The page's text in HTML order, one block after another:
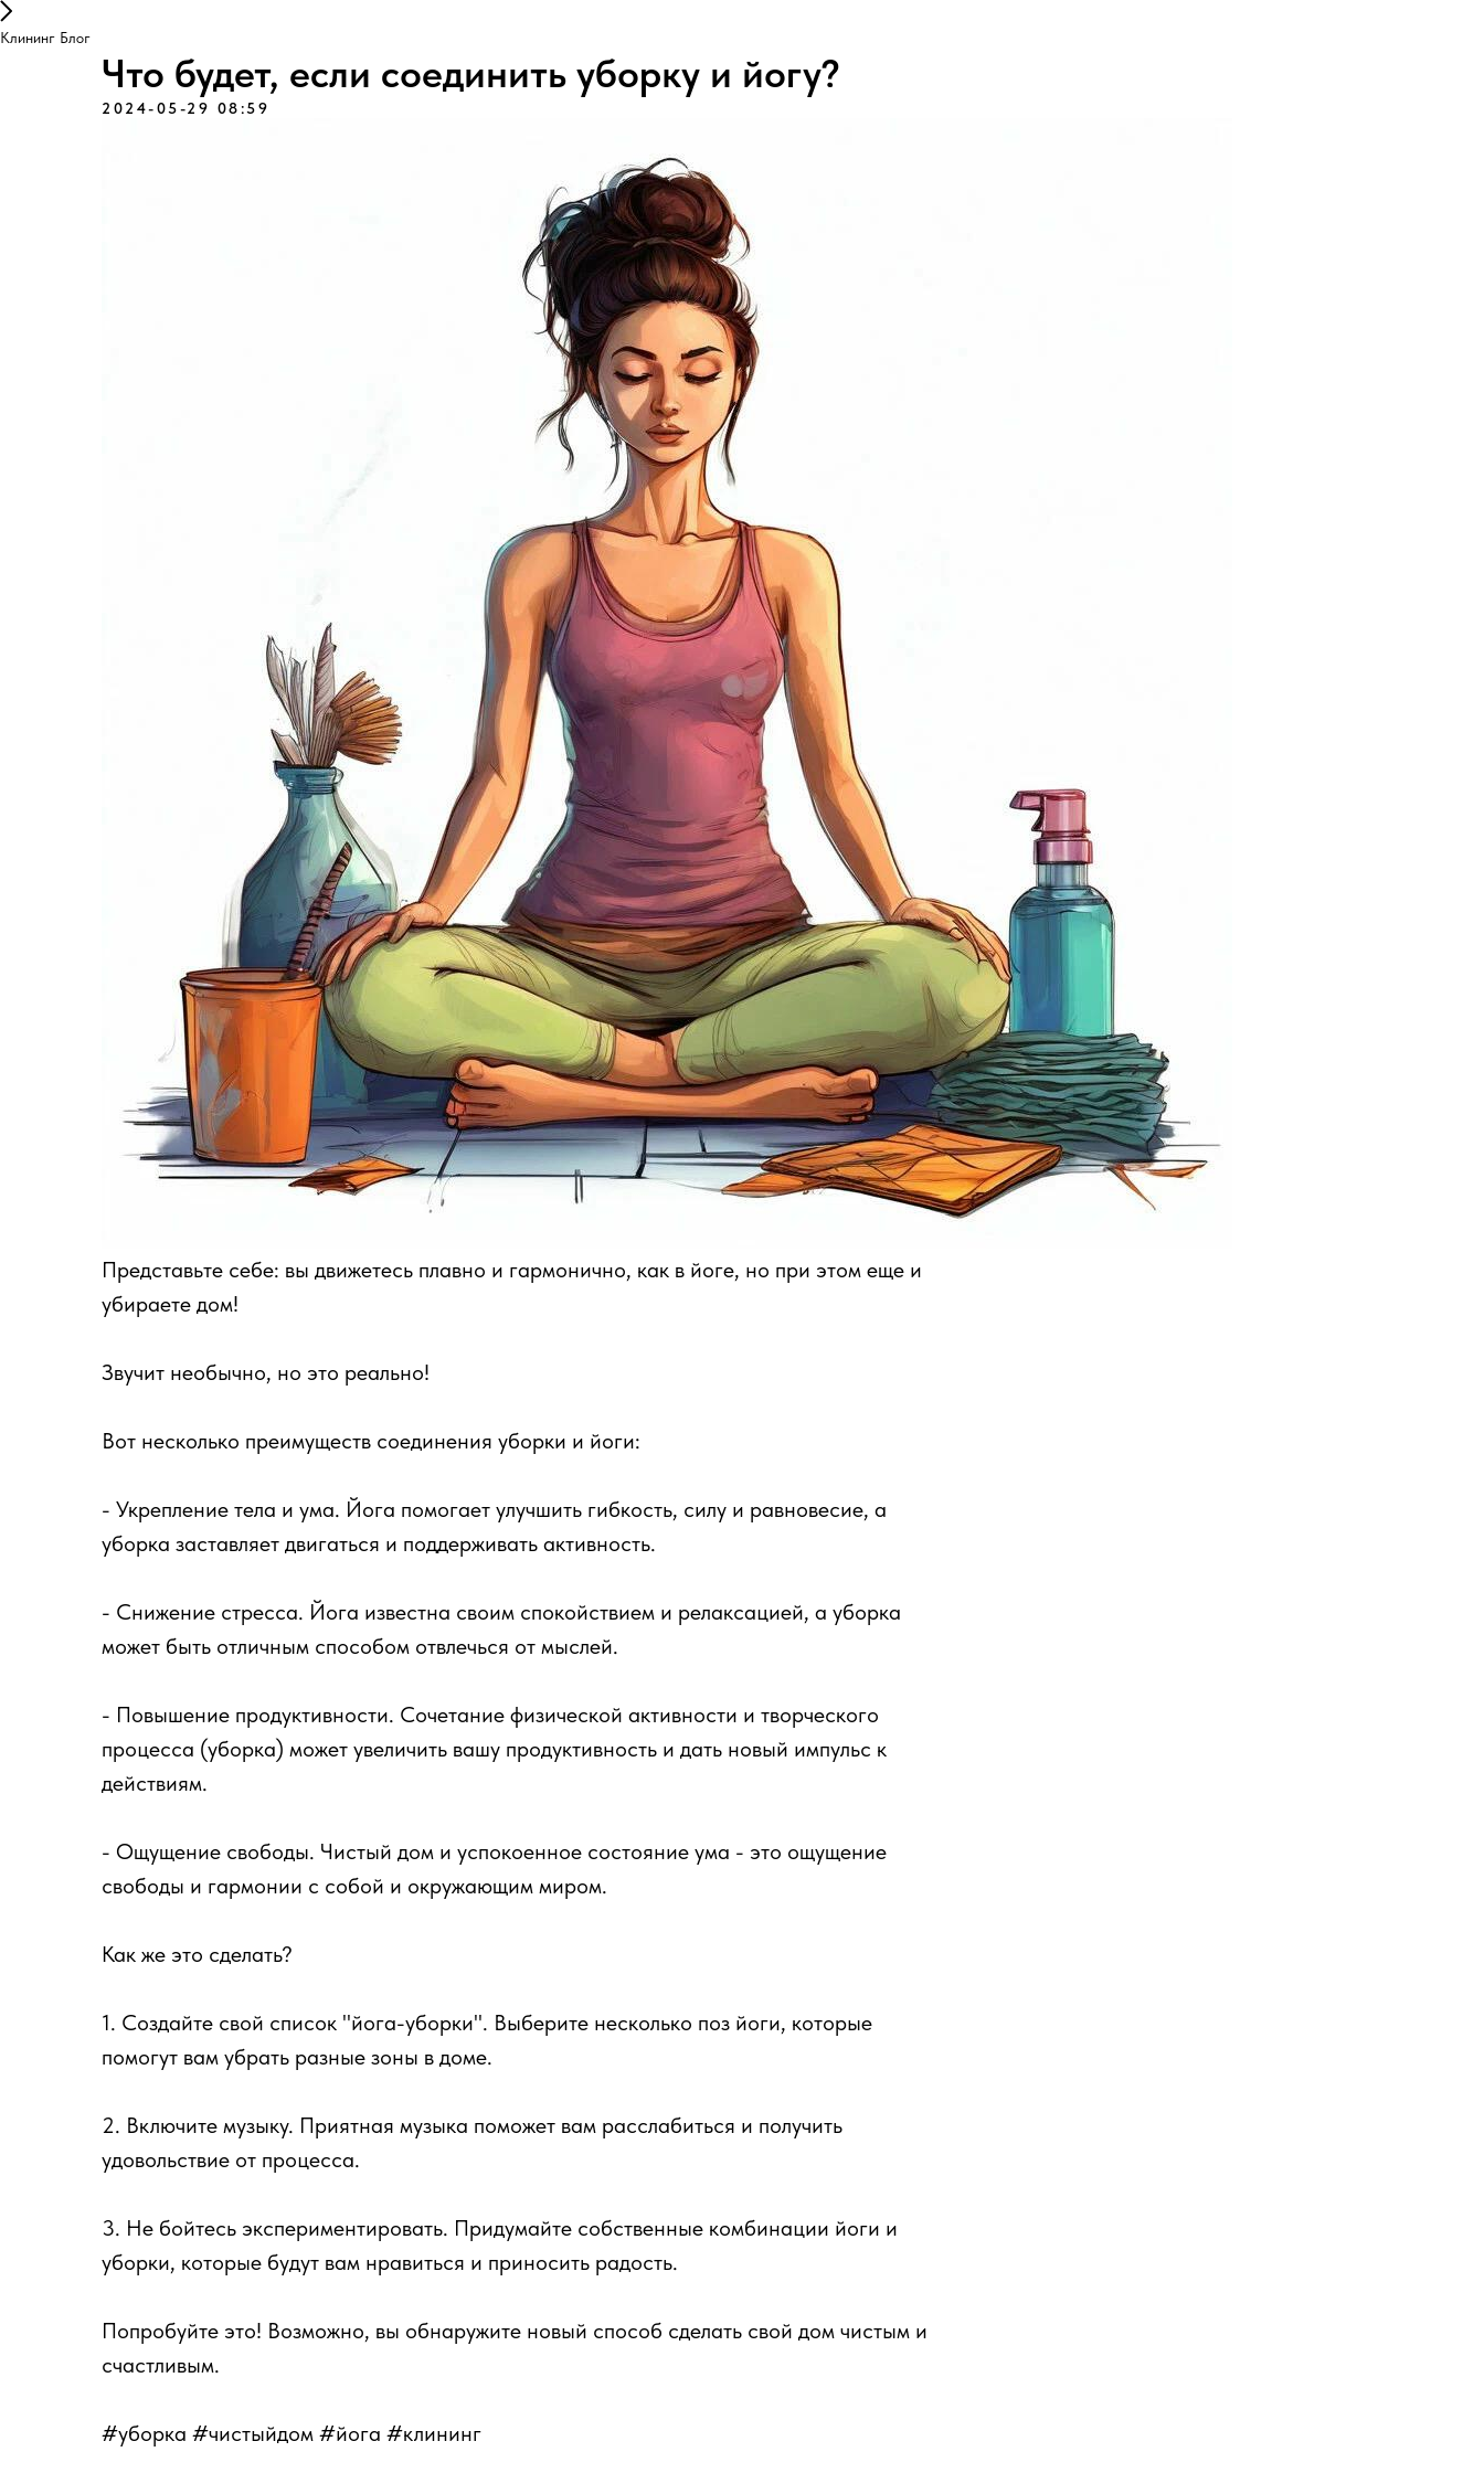
Клининг Блог
Что будет, если соединить уборку и йогу?
2024-05-29 08:59
Представьте себе: вы движетесь плавно и гармонично, как в йоге, но при этом еще и
убираете дом!
Звучит необычно, но это реально!
Вот несколько преимуществ соединения уборки и йоги:
- Укрепление тела и ума. Йога помогает улучшить гибкость, силу и равновесие, а
уборка заставляет двигаться и поддерживать активность.
- Снижение стресса. Йога известна своим спокойствием и релаксацией, а уборка
может быть отличным способом отвлечься от мыслей.
- Повышение продуктивности. Сочетание физической активности и творческого
процесса (уборка) может увеличить вашу продуктивность и дать новый импульс к
действиям.
- Ощущение свободы. Чистый дом и успокоенное состояние ума - это ощущение
свободы и гармонии с собой и окружающим миром.
Как же это сделать?
1. Создайте свой список "йога-уборки". Выберите несколько поз йоги, которые
помогут вам убрать разные зоны в доме.
2. Включите музыку. Приятная музыка поможет вам расслабиться и получить
удовольствие от процесса.
3. Не бойтесь экспериментировать. Придумайте собственные комбинации йоги и
уборки, которые будут вам нравиться и приносить радость.
Попробуйте это! Возможно, вы обнаружите новый способ сделать свой дом чистым и
счастливым.
#уборка #чистыйдом #йога #клининг